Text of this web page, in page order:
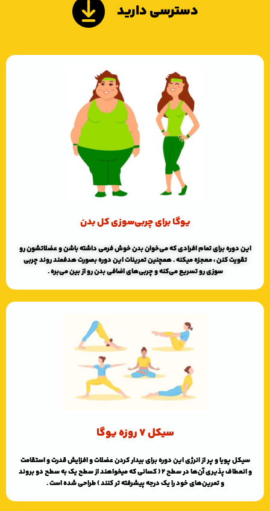
دسترسی دارید
یوگا برای چربی‌سوزی کل بدن
این دوره برای تمام افرادی که می‌خوان بدن خوش فرمی داشته باشن و عضلاتشون رو
تقویت کنن ، معجزه میکنه . همچنین تمرینات این دوره بصورت هدفمند روند چربی
سوزی رو تسریع می‌کنه و چربی‌های اضافی بدن رو از بین می‌بره .
سیکل 7 روزه یوگا
سیکل پویا و پر از انرژی این دوره برای بیدار کردن عضلات و افزایش قدرت و استقامت
و انعطاف پذیری آن‌ها در سطح 2 ( کسانی که میخواهند از سطح یک به سطح دو بروند
و تمرین‌های خود را یک درجه پیشرفته تر کنند ) طراحی شده است .